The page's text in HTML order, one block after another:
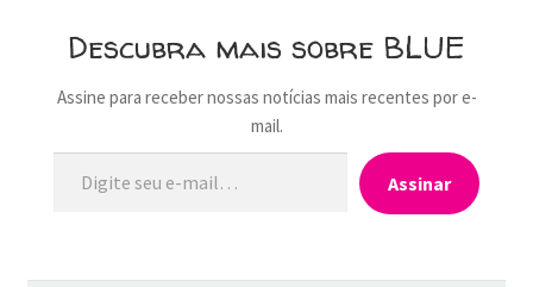
Descubra mais sobre BLUE
Assine para receber nossas notícias mais recentes por e-
mail.
Digite seu e-mail…
Assinar